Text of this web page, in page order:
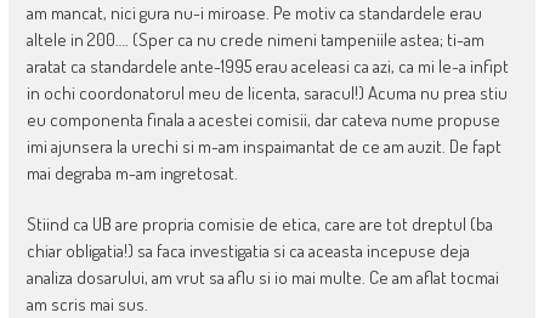
am mancat, nici gura nu-i miroase. Pe motiv ca standardele erau
altele in 200…. (Sper ca nu crede nimeni tampeniile astea; ti-am
aratat ca standardele ante-1995 erau aceleasi ca azi, ca mi le-a infipt
in ochi coordonatorul meu de licenta, saracul!) Acuma nu prea stiu
eu componenta finala a acestei comisii, dar cateva nume propuse
imi ajunsera la urechi si m-am inspaimantat de ce am auzit. De fapt
mai degraba m-am ingretosat.
Stiind ca UB are propria comisie de etica, care are tot dreptul (ba
chiar obligatia!) sa faca investigatia si ca aceasta incepuse deja
analiza dosarului, am vrut sa aflu si io mai multe. Ce am aflat tocmai
am scris mai sus.